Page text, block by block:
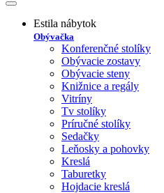
Estila nábytok
Obývačka
Konferenčné stolíky
Obývacie zostavy
Obývacie steny
Knižnice a regály
Vitríny
Tv stolíky
Príručné stolíky
Sedačky
Leňosky a pohovky
Kreslá
Taburetky
Hojdacie kreslá